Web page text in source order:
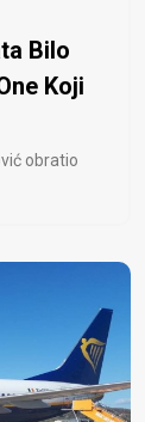
Bilo
Koji
obratio